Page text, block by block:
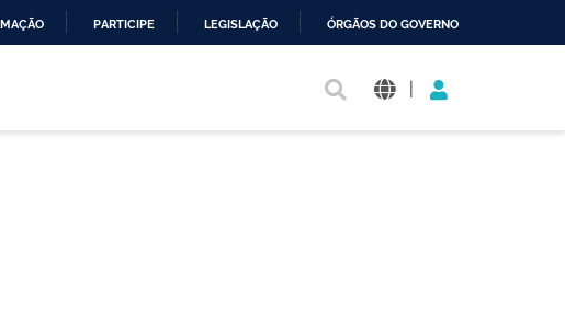
PARTICIPE LEGISLAÇÃO ÓRGÃOS DO GOVERNO
|